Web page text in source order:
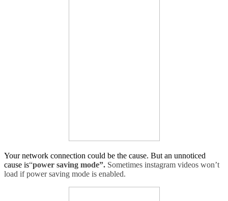
Your network connection could be the cause. But an unnoticed
cause is“power saving mode”. Sometimes instagram videos won’t
load if power saving mode is enabled.